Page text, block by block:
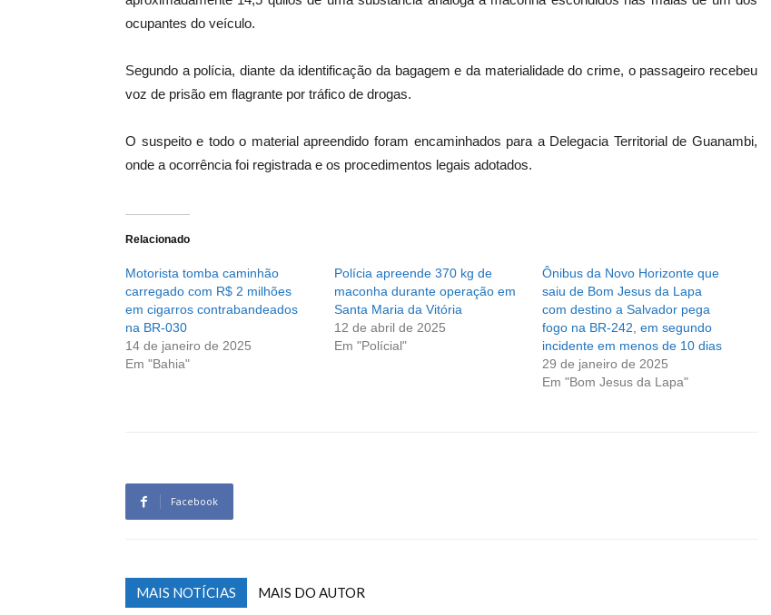
ocupantes do veículo.
Segundo a polícia, diante da identificação da bagagem e da materialidade do crime, o passageiro recebeu
voz de prisão em flagrante por tráfico de drogas.
O suspeito e todo o material apreendido foram encaminhados para a Delegacia Territorial de Guanambi,
onde a ocorrência foi registrada e os procedimentos legais adotados.
Relacionado
Motorista tomba caminhão
carregado com R$ 2 milhões
em cigarros contrabandeados
na BR-030
14 de janeiro de 2025
Em "Bahia"
Polícia apreende 370 kg de
maconha durante operação em
Santa Maria da Vitória
12 de abril de 2025
Em "Polícial"
Ônibus da Novo Horizonte que
saiu de Bom Jesus da Lapa
com destino a Salvador pega
fogo na BR-242, em segundo
incidente em menos de 10 dias
29 de janeiro de 2025
Em "Bom Jesus da Lapa"
Facebook
MAIS NOTÍCIAS MAIS DO AUTOR